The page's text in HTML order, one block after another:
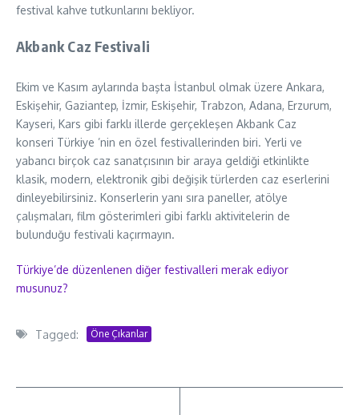
festival kahve tutkunlarını bekliyor.
Akbank Caz Festivali
Ekim ve Kasım aylarında başta İstanbul olmak üzere Ankara,
Eskişehir, Gaziantep, İzmir, Eskişehir, Trabzon, Adana, Erzurum,
Kayseri, Kars gibi farklı illerde gerçekleşen Akbank Caz
konseri Türkiye ’nin en özel festivallerinden biri. Yerli ve
yabancı birçok caz sanatçısının bir araya geldiği etkinlikte
klasik, modern, elektronik gibi değişik türlerden caz eserlerini
dinleyebilirsiniz. Konserlerin yanı sıra paneller, atölye
çalışmaları, film gösterimleri gibi farklı aktivitelerin de
bulunduğu festivali kaçırmayın.
Türkiye’de düzenlenen diğer festivalleri merak ediyor
musunuz?
Tagged: Öne Çıkanlar